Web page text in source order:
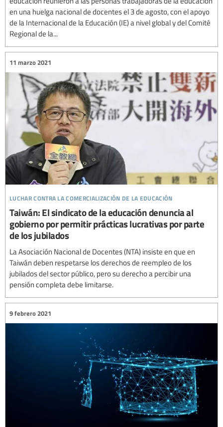
en una huelga nacional de docentes el 3 de agosto, con el apoyo
de la Internacional de la Educación (IE) a nivel global y del Comité
Regional de la...
luchar contra la comercialización de la educación
11 marzo 2021
Taiwán: El sindicato de la educación denuncia al
gobierno por permitir prácticas lucrativas por parte
de los jubilados
La Asociación Nacional de Docentes (NTA) insiste en que en
Taiwán deben respetarse los derechos de reempleo de los
jubilados del sector público, pero su derecho a percibir una
pensión completa debe limitarse.
9 febrero 2021